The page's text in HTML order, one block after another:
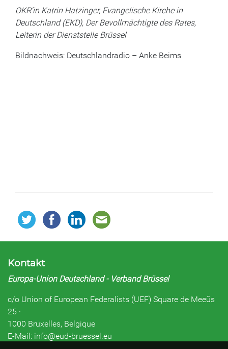
OKR'in Katrin Hatzinger, Evangelische Kirche in
Deutschland (EKD), Der Bevollmächtigte des Rates,
Leiterin der Dienststelle Brüssel
Bildnachweis: Deutschlandradio – Anke Beims
Kontakt
Europa-Union Deutschland - Verband Brüssel
c/o Union of European Federalists (UEF) Square de Meeûs
25 ·
1000 Bruxelles, Belgique
E-Mail: info@eud-bruessel.eu